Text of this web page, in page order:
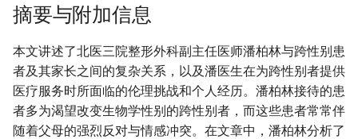
摘要与附加信息
本文讲述了北医三院整形外科副主任医师潘柏林与跨性别患
者及其家长之间的复杂关系，以及潘医生在为跨性别者提供
医疗服务时所面临的伦理挑战和个人经历。潘柏林接待的患
者多为渴望改变生物学性别的跨性别者，而这些患者常常伴
随着父母的强烈反对与情感冲突。在文章中，潘柏林分析了